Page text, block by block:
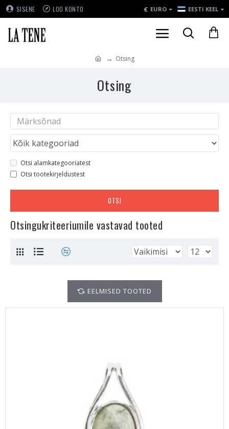
SISENE LOO KONTO € EURO EESTI KEEL
Otsing
Otsing
Otsi alamkategooriatest
Otsi tootekirjeldustest
OTSI
Otsingukriteeriumile vastavad tooted
EELMISED TOOTED